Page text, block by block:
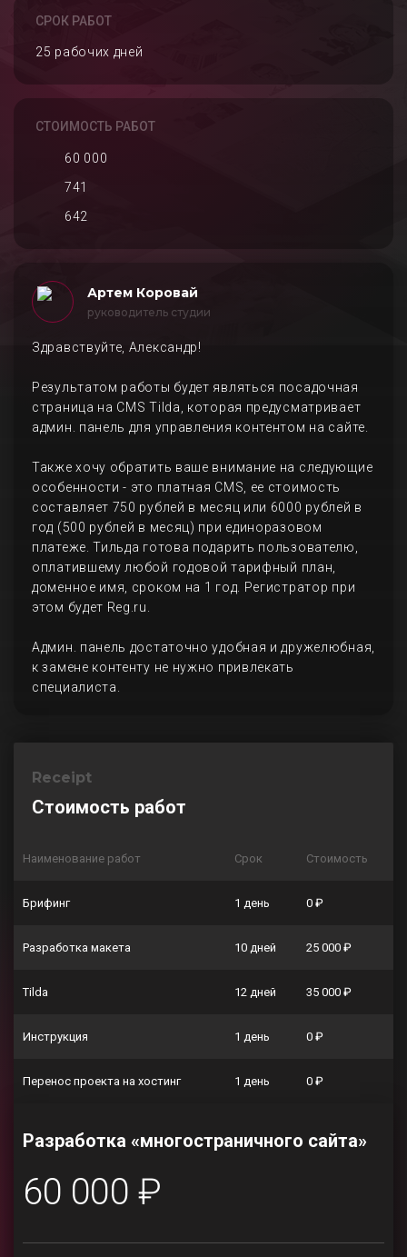
СРОК РАБОТ
25 рабочих дней
СТОИМОСТЬ РАБОТ
60 000
741
642
Артем Коровай
руководитель студии
Здравствуйте, Александр!
Результатом работы будет являться посадочная
страница на CMS Tilda, которая предусматривает
админ. панель для управления контентом на сайте.
Также хочу обратить ваше внимание на следующие
особенности - это платная CMS, ее стоимость
составляет 750 рублей в месяц или 6000 рублей в
год (500 рублей в месяц) при единоразовом
платеже. Тильда готова подарить пользователю,
оплатившему любой годовой тарифный план,
доменное имя, сроком на 1 год. Регистратор при
этом будет Reg.ru.
Админ. панель достаточно удобная и дружелюбная,
к замене контенту не нужно привлекать
специалиста.
Receipt
Стоимость работ
Наименование работ Срок Стоимость
Брифинг 1 день 0 ₽
Разработка макета 10 дней 25 000 ₽
Tilda 12 дней 35 000 ₽
Инструкция 1 день 0 ₽
Перенос проекта на хостинг 1 день 0 ₽
Разработка «многостраничного сайта»
60 000 ₽